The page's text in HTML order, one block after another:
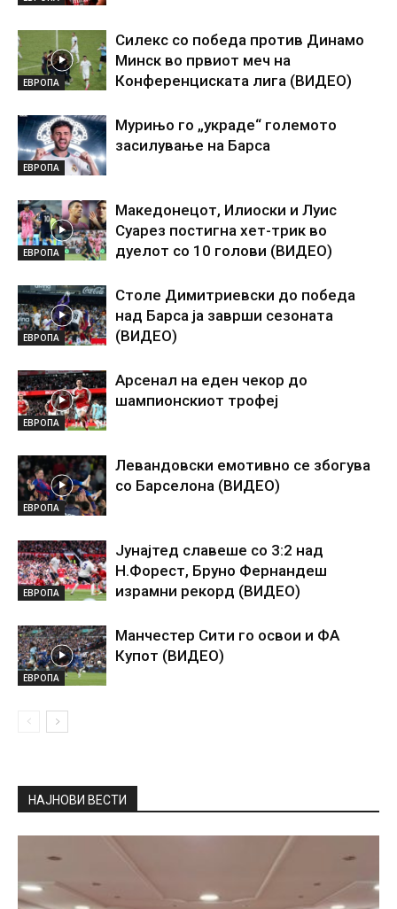
ЕВРОПА
Силекс со победа против Динамо
Минск во првиот меч на
Конференциската лига (ВИДЕО)
ЕВРОПА
Мурињо го „украде“ големото
засилување на Барса
ЕВРОПА
Македонецот, Илиоски и Луис
Суарез постигна хет-трик во
дуелот со 10 голови (ВИДЕО)
ЕВРОПА
Столе Димитриевски до победа
над Барса ја заврши сезоната
(ВИДЕО)
ЕВРОПА
Арсенал на еден чекор до
шампионскиот трофеј
ЕВРОПА
Левандовски емотивно се збогува
со Барселона (ВИДЕО)
ЕВРОПА
Јунајтед славеше со 3:2 над
Н.Форест, Бруно Фернандеш
израмни рекорд (ВИДЕО)
ЕВРОПА
Манчестер Сити го освои и ФА
Купот (ВИДЕО)
НАЈНОВИ ВЕСТИ